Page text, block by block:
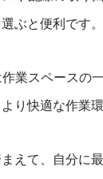
ぶと便利です。
作業スペースの
り快適な作業
えて、自分に